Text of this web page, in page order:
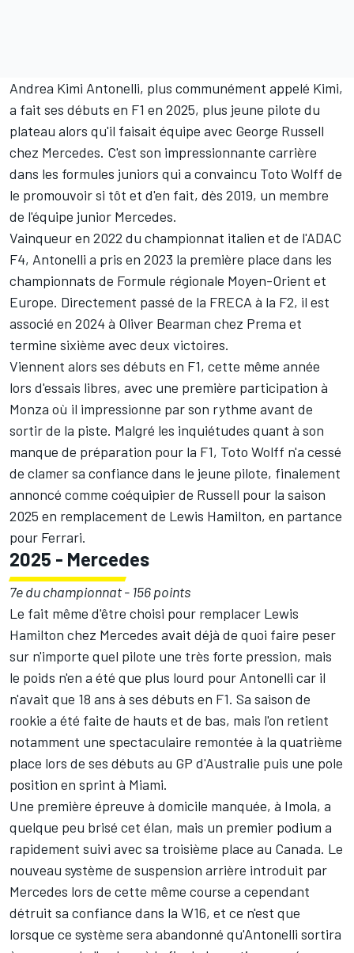
Andrea Kimi Antonelli, plus communément appelé Kimi,
a fait ses débuts en F1 en 2025, plus jeune pilote du
plateau alors qu'il faisait équipe avec George Russell
chez Mercedes. C'est son impressionnante carrière
dans les formules juniors qui a convaincu Toto Wolff de
le promouvoir si tôt et d'en fait, dès 2019, un membre
de l'équipe junior Mercedes.
Vainqueur en 2022 du championnat italien et de l'ADAC
F4, Antonelli a pris en 2023 la première place dans les
championnats de Formule régionale Moyen-Orient et
Europe. Directement passé de la FRECA à la F2, il est
associé en 2024 à Oliver Bearman chez Prema et
termine sixième avec deux victoires.
Viennent alors ses débuts en F1, cette même année
lors d'essais libres, avec une première participation à
Monza où il impressionne par son rythme avant de
sortir de la piste. Malgré les inquiétudes quant à son
manque de préparation pour la F1, Toto Wolff n'a cessé
de clamer sa confiance dans le jeune pilote, finalement
annoncé comme coéquipier de Russell pour la saison
2025 en remplacement de Lewis Hamilton, en partance
pour Ferrari.
2025 - Mercedes
7e du championnat - 156 points
Le fait même d'être choisi pour remplacer Lewis
Hamilton chez Mercedes avait déjà de quoi faire peser
sur n'importe quel pilote une très forte pression, mais
le poids n'en a été que plus lourd pour Antonelli car il
n'avait que 18 ans à ses débuts en F1. Sa saison de
rookie a été faite de hauts et de bas, mais l'on retient
notamment une spectaculaire remontée à la quatrième
place lors de ses débuts au GP d'Australie puis une pole
position en sprint à Miami.
Une première épreuve à domicile manquée, à Imola, a
quelque peu brisé cet élan, mais un premier podium a
rapidement suivi avec sa troisième place au Canada. Le
nouveau système de suspension arrière introduit par
Mercedes lors de cette même course a cependant
détruit sa confiance dans la W16, et ce n'est que
lorsque ce système sera abandonné qu'Antonelli sortira